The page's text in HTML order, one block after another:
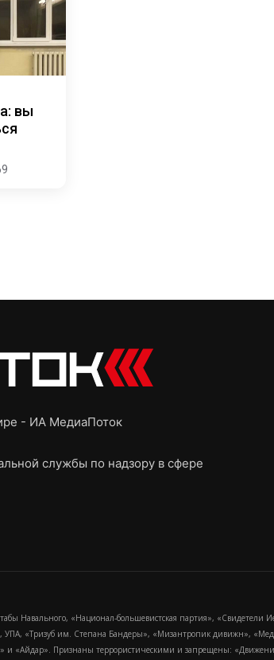
вы
- ИА МедиаПоток
службы по надзору в сфере
Навального, «Национал-большевистская партия», «Свидетели
«Тризуб им. Степана Бандеры», «Мизантропик дивижн»,
и «Айдар». Признаны террористическими и запрещены: